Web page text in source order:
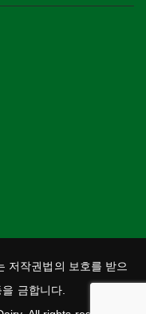
저작권법의 보호를 받으
금합니다.